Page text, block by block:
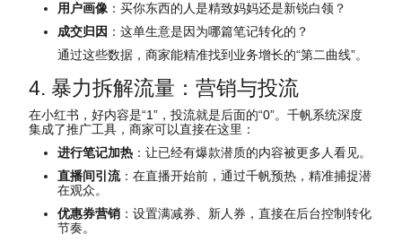
用户画像 ：买你东西的人是精致妈妈还是新锐白领？
成交归因 ：这单生意是因为哪篇笔记转化的？
通过这些数据，商家能精准找到业务增长的“第二曲线”。
4. 暴力拆解流量：营销与投流
在小红书，好内容是“1”，投流就是后面的“0”。千帆系统深度
集成了推广工具，商家可以直接在这里：
进行笔记加热 ：让已经有爆款潜质的内容被更多人看见。
直播间引流：在直播开始前，通过千帆预热，精准捕捉潜
在观众。
优惠券营销 ：设置满减券、新人券，直接在后台控制转化
节奏。